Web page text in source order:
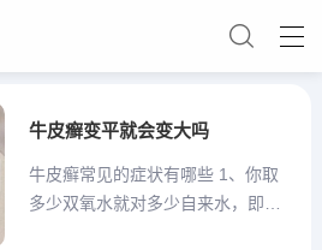
牛皮癣变平就会变大吗
牛皮癣常见的症状有哪些 1、你取
多少双氧水就对多少自来水，即所